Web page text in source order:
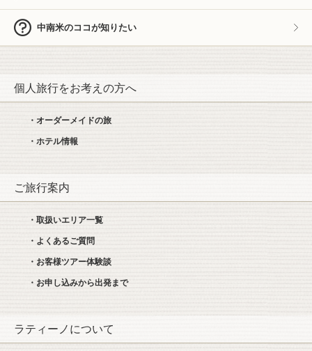
中南米のココが知りたい
個人旅行をお考えの方へ
・オーダーメイドの旅
・ホテル情報
ご旅行案内
・取扱いエリア一覧
・よくあるご質問
・お客様ツアー体験談
・お申し込みから出発まで
ラティーノについて